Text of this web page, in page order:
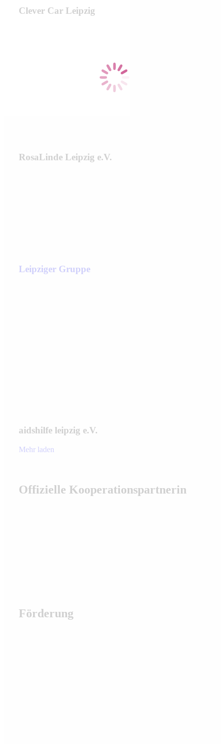
Clever Car Leipzig
RosaLinde Leipzig e.V.
Leipziger Gruppe
aidshilfe leipzig e.V.
Mehr laden
Offizielle Kooperationspartnerin
Förderung